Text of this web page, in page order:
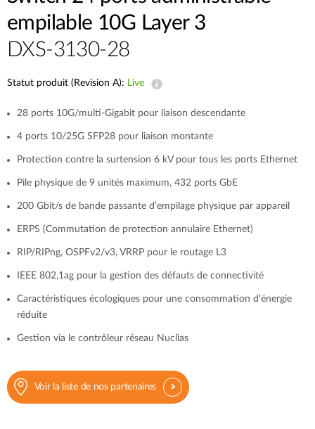
empilable 10G Layer 3
DXS-3130-28
Statut produit (Revision A): Live
28 ports 10G/multi-Gigabit pour liaison descendante
4 ports 10/25G SFP28 pour liaison montante
Protection contre la surtension 6 kV pour tous les ports Ethernet
Pile physique de 9 unités maximum, 432 ports GbE
200 Gbit/s de bande passante d’empilage physique par appareil
ERPS (Commutation de protection annulaire Ethernet)
RIP/RIPng, OSPFv2/v3, VRRP pour le routage L3
IEEE 802,1ag pour la gestion des défauts de connectivité
Caractéristiques écologiques pour une consommation d’énergie
réduite
Gestion via le contrôleur réseau Nuclias
Voir la liste de nos partenaires